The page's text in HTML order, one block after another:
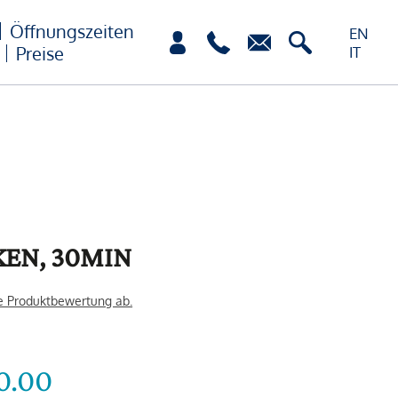
EN
IT
Öffnungszeiten
Preise
30MIN
Produktbewertung ab.